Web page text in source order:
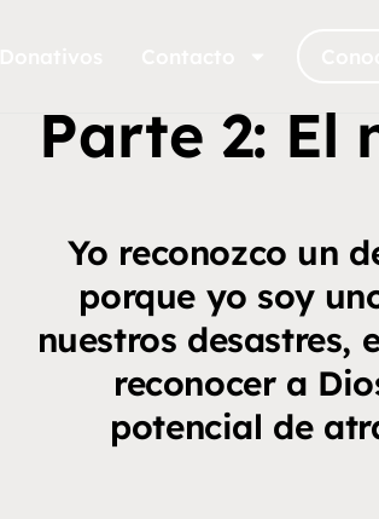
Parte 2: El
Yo reconozco un
porque yo soy
nuestros desastres,
reconocer a
potencial de